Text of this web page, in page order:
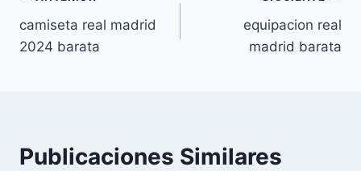
de
camiseta real madrid
2024 barata
equipacion real
madrid barata
Publicaciones Similares